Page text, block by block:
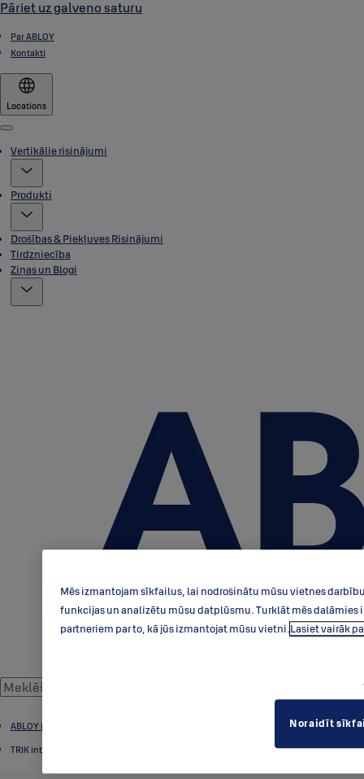
Pāriet uz galveno saturu
Par ABLOY
Kontakti
Locations
Menu
Vertikālie risinājumi
Produkti
Drošības & Piekļuves Risinājumi
Tirdzniecība
Ziņas un Blogi
ABLOY interjera piederumi
TRIK interjera piederumu produkti
Mēs izmantojam sīkfailus, lai nodrošinātu mūsu vietnes
funkcijas un analizētu mūsu datplūsmu. Turklāt mēs
partneriem par to, kā jūs izmantojat mūsu vietni.Lasiet vairāk
Noraidīt